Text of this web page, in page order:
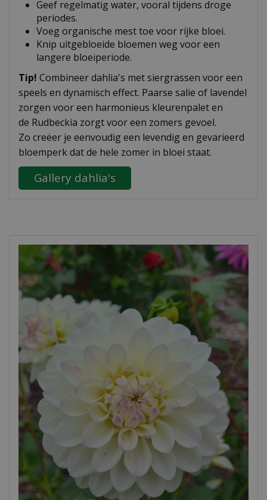
Geef regelmatig water, vooral tijdens droge
periodes.
Voeg organische mest toe voor rijke bloei.
Knip uitgebloeide bloemen weg voor een
langere bloeiperiode.
Tip! Combineer dahlia's met siergrassen voor een
speels en dynamisch effect. Paarse salie of lavendel
zorgen voor een harmonieus kleurenpalet en
de Rudbeckia zorgt voor een zomers gevoel.
Zo creëer je eenvoudig een levendig en gevarieerd
bloemperk dat de hele zomer in bloei staat.
Gallery dahlia's